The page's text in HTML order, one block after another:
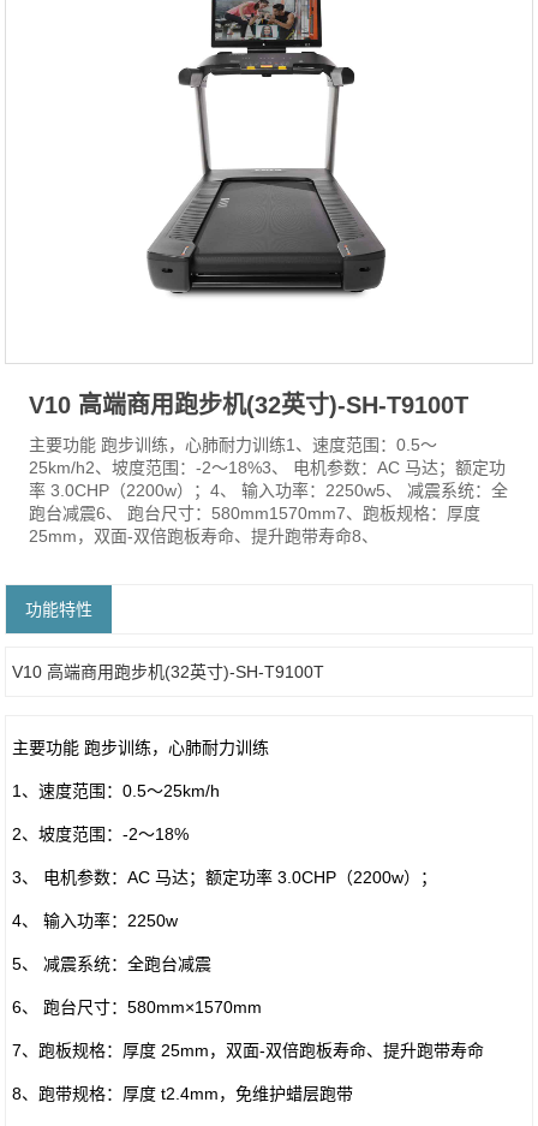
V10 高端商用跑步机(32英寸)-SH-T9100T
主要功能 跑步训练，心肺耐力训练1、速度范围：0.5～
25km/h2、坡度范围：-2～18%3、 电机参数：AC 马达；额定功
率 3.0CHP（2200w）；4、 输入功率：2250w5、 减震系统：全
跑台减震6、 跑台尺寸：580mm1570mm7、跑板规格：厚度
25mm，双面-双倍跑板寿命、提升跑带寿命8、
功能特性
V10 高端商用跑步机(32英寸)-SH-T9100T
主要功能 跑步训练，心肺耐力训练
1、速度范围：0.5～25km/h
2、坡度范围：-2～18%
3、 电机参数：AC 马达；额定功率 3.0CHP（2200w）；
4、 输入功率：2250w
5、 减震系统：全跑台减震
6、 跑台尺寸：580mm×1570mm
7、跑板规格：厚度 25mm，双面-双倍跑板寿命、提升跑带寿命
8、跑带规格：厚度 t2.4mm，免维护蜡层跑带